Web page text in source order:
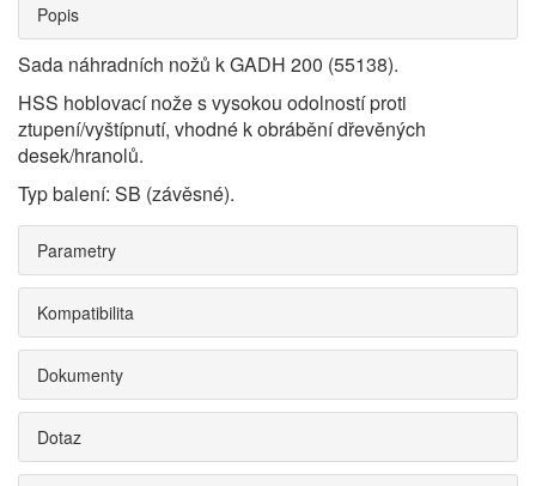
Popis
Sada náhradních nožů k GADH 200 (55138).
HSS hoblovací nože s vysokou odolností proti
ztupení/vyštípnutí, vhodné k obrábění dřevěných
desek/hranolů.
Typ balení: SB (závěsné).
Parametry
Kompatibilita
Dokumenty
Dotaz